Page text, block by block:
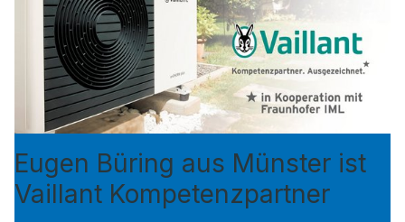
Eugen Büring aus Münster ist
Vaillant Kompetenzpartner